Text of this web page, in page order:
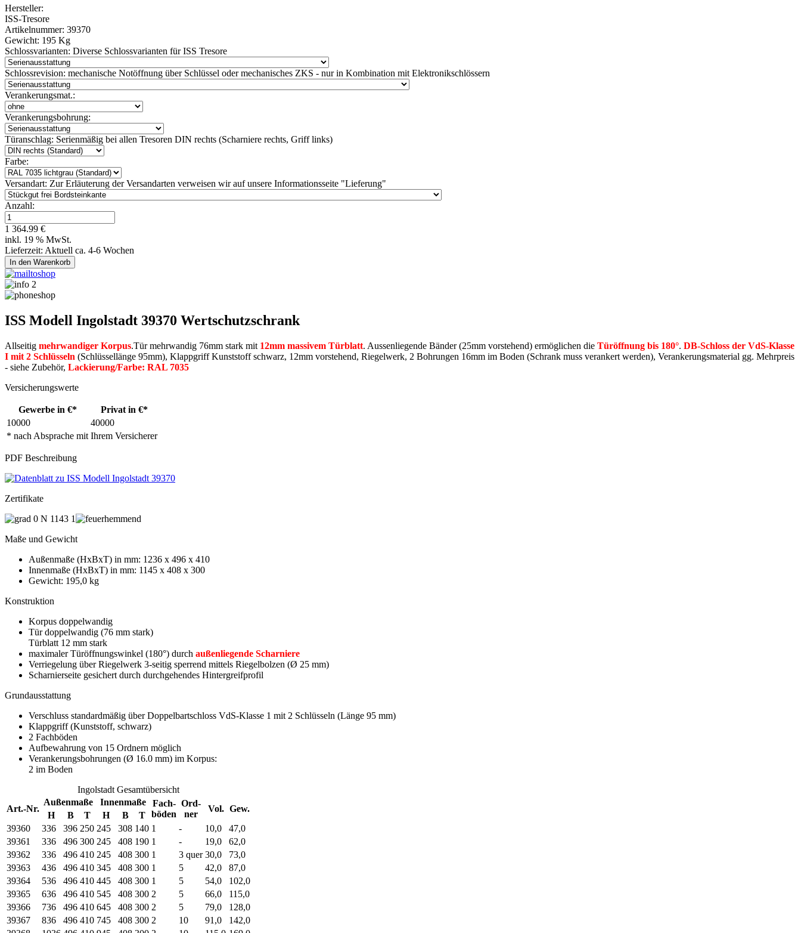
Hersteller:
ISS-Tresore
Artikelnummer: 39370
Gewicht: 195 Kg
Schlossvarianten: Diverse Schlossvarianten für ISS Tresore
Schlossrevision: mechanische Notöffnung über Schlüssel oder mechanisches ZKS - nur in Kombination mit Elektronikschlössern
Verankerungsmat.:
Verankerungsbohrung:
Türanschlag: Serienmäßig bei allen Tresoren DIN rechts (Scharniere rechts, Griff links)
Farbe:
Versandart: Zur Erläuterung der Versandarten verweisen wir auf unsere Informationsseite "Lieferung"
Anzahl:
1 364.99 €
inkl. 19 % MwSt.
Lieferzeit: Aktuell ca. 4-6 Wochen
ISS Modell Ingolstadt 39370 Wertschutzschrank
Allseitig mehrwandiger Korpus.Tür mehrwandig 76mm stark mit 12mm massivem Türblatt. Aussenliegende Bänder (25mm vorstehend) ermöglichen die Türöffnung bis 180°. DB-Schloss der VdS-Klasse
I mit 2 Schlüsseln (Schlüssellänge 95mm), Klappgriff Kunststoff schwarz, 12mm vorstehend, Riegelwerk, 2 Bohrungen 16mm im Boden (Schrank muss verankert werden), Verankerungsmaterial gg. Mehrpreis
- siehe Zubehör, Lackierung/Farbe: RAL 7035
Versicherungswerte
Gewerbe in €* Privat in €*
* nach Absprache mit Ihrem Versicherer
10000 40000
PDF Beschreibung
Zertifikate
Maße und Gewicht
Außenmaße (HxBxT) in mm: 1236 x 496 x 410
Innenmaße (HxBxT) in mm: 1145 x 408 x 300
Gewicht: 195,0 kg
Konstruktion
Korpus doppelwandig
Tür doppelwandig (76 mm stark)
Türblatt 12 mm stark
maximaler Türöffnungswinkel (180°) durch außenliegende Scharniere
Verriegelung über Riegelwerk 3-seitig sperrend mittels Riegelbolzen (Ø 25 mm)
Scharnierseite gesichert durch durchgehendes Hintergreifprofil
Grundausstattung
Verschluss standardmäßig über Doppelbartschloss VdS-Klasse 1 mit 2 Schlüsseln (Länge 95 mm)
Klappgriff (Kunststoff, schwarz)
2 Fachböden
Aufbewahrung von 15 Ordnern möglich
Verankerungsbohrungen (Ø 16.0 mm) im Korpus:
2 im Boden
Ingolstadt Gesamtübersicht
Art.-Nr.
Außenmaße Innenmaße
Fach-
böden
Ord-
ner
Vol. Gew.
H B T H B
T
39360
336 396 250 245 308 140 1 - 10,0
47,0
39361
336 496 300 245 408 190 1 - 19,0
62,0
39362
336 496 410 245 408 300 1 3 quer 30,0
73,0
39363
436 496 410 345 408 300 1 5 42,0
87,0
39364
536 496 410 445 408 300 1 5 54,0
102,0
39365
636 496 410 545 408 300 2 5 66,0
115,0
39366
736 496 410 645 408 300 2 5 79,0
128,0
39367
836 496 410 745 408 300 2 10 91,0
142,0